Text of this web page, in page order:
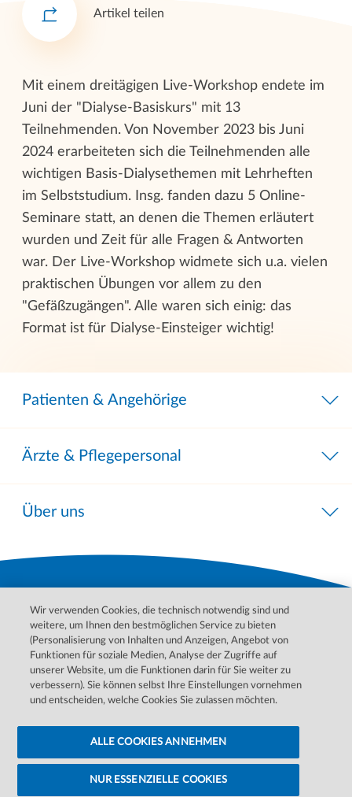
Artikel teilen
Mit einem dreitägigen Live-Workshop endete im
Juni der "Dialyse-Basiskurs" mit 13
Teilnehmenden. Von November 2023 bis Juni
2024 erarbeiteten sich die Teilnehmenden alle
wichtigen Basis-Dialysethemen mit Lehrheften
im Selbststudium. Insg. fanden dazu 5 Online-
Seminare statt, an denen die Themen erläutert
wurden und Zeit für alle Fragen & Antworten
war. Der Live-Workshop widmete sich u.a. vielen
praktischen Übungen vor allem zu den
"Gefäßzugängen". Alle waren sich einig: das
Format ist für Dialyse-Einsteiger wichtig!
Patienten & Angehörige
Ärzte & Pflegepersonal
Über uns
Bitte wenden Sie sich für Behandlungen, Diagnosen und
Informationen zu Ihren Erkrankungen an Ihren Arzt. Im Notfall
Datenschutzerklärung
Barrierefreiheitserklärung
Cookie-Hinweise
Impressum
Cookie-Einstellungen ändern
Wir verwenden Cookies, die technisch notwendig sind und
weitere, um Ihnen den bestmöglichen Service zu bieten
(Personalisierung von Inhalten und Anzeigen, Angebot von
Funktionen für soziale Medien, Analyse der Zugriffe auf
unserer Website, um die Funktionen darin für Sie weiter zu
verbessern). Sie können selbst Ihre Einstellungen vornehmen
und entscheiden, welche Cookies Sie zulassen möchten.
NUR ESSENZIELLE COOKIES
ALLE COOKIES ANNEHMEN